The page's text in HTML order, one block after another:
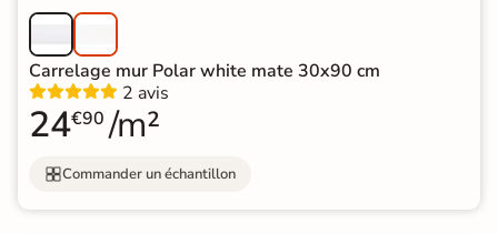
Carrelage mur Polar white mate 30x90 cm
2 avis
24€90 /m²
Commander un échantillon